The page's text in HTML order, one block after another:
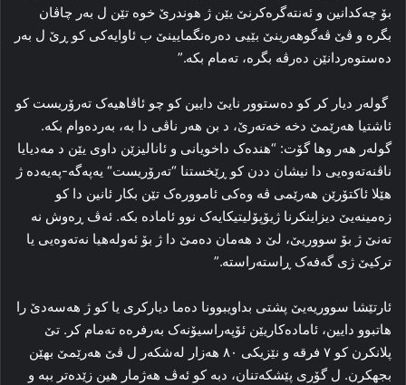
بۆ چه‌کدانین و ئه‌نته‌گره‌کرنێ یێن ژ هوندرێ خوه‌ تێن ل به‌ر چاڤان
بگره‌ و ڤێ ڤه‌گوهه‌رینێ بێیی ده‌ره‌نگمایینێ ب ئاوایه‌کی کو ڕێ ل به‌ر
ده‌ستوه‌ردانێن ده‌رڤه‌ بگره،‌ ته‌مام بکه‌.”
گوله‌ر دیار کر کو ده‌ستوور نایێ دایین کو چو ئاڤاهیه‌ک ته‌رۆریست کو
ئاشتیا هه‌رێمێ دخه‌ خه‌ته‌رێ، د بن هه‌ر ناڤی دا بە، به‌رده‌وام بکه‌.
گوله‌ر هه‌ر وها گۆت: “هندەک داخویانی و ئانالیزێن داوی یێن د مه‌دیایا
ناڤنه‌ته‌وه‌یی دا نیشان ددن کو ڕێخستنا “ته‌رۆریست“ یەپەگە-پەیەدە ژ
هێلا ئاکتۆرێن هه‌رێمی ڤه‌ وه‌کی ئامووره‌ک تێن بکار ئانین دا کو
زه‌مینەیێ دیزاینکرنا ژیۆپۆلیتیکایەک نوو ئاماده‌ بکه‌. ئه‌ڤ ڕه‌وش نه‌
ته‌نێ ژ بۆ سووریێ، لێ د هه‌مان ده‌مێ دا ژ بۆ ئه‌وله‌هیا نه‌ته‌وه‌یی یا
ترکیێ ژی گه‌فه‌ک ڕاسته‌راسته‌.”
ئارتێشا سووریه‌یێ پشتی بداویبوونا ده‌ما دیارکری یا کو ژ هەسەدێ را
هاتبوو دایین، ئاماده‌کاریێن ئۆپه‌راسیۆنه‌ک به‌رفره‌ه ته‌مام کر. تێ
پلانکرن کو ۷ فرقه‌ و نێزیکی ۸۰ هه‌زار له‌شکه‌ر ل ڤێ هه‌رێمێ بهێن
بجهکرن. ل گۆری پێشکه‌تنان، دبه‌ کو ئه‌ڤ هه‌ژمار هین زێده‌تر ببه‌ و